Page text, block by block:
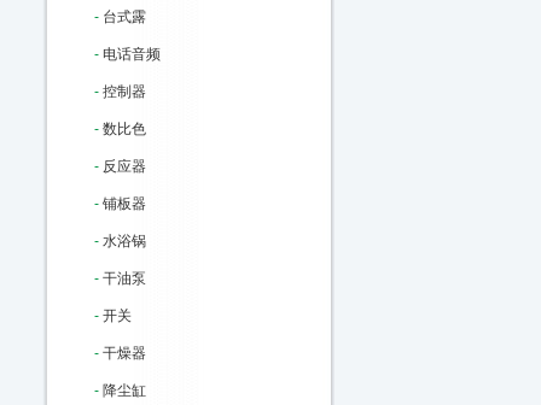
- 台式露
- 电话音频
- 控制器
- 数比色
- 反应器
- 铺板器
- 水浴锅
- 干油泵
- 开关
- 干燥器
- 降尘缸